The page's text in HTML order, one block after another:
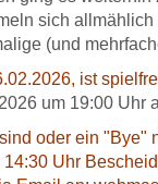
sich
(und
ist
um 19:00 Uhr
oder ein "Bye"
Uhr